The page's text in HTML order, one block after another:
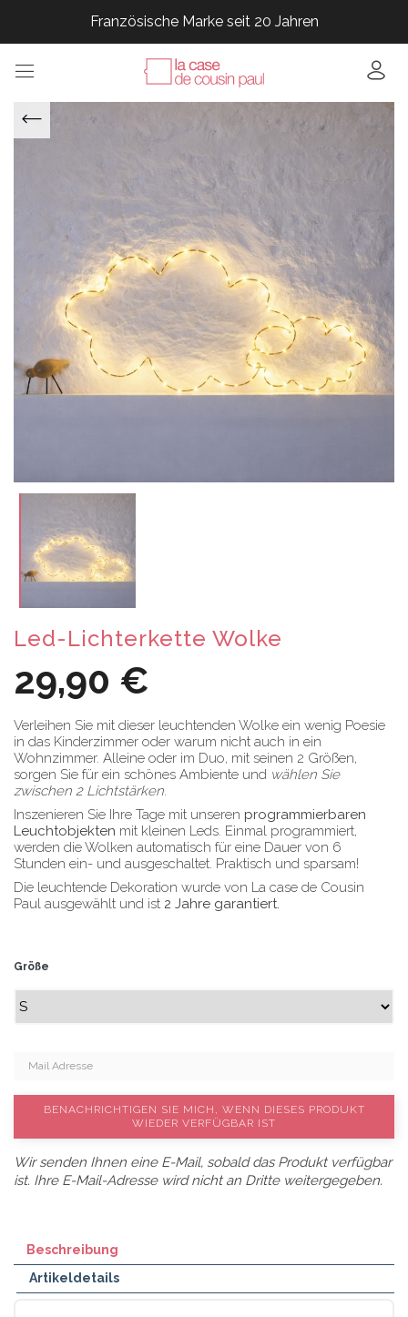
Französische Marke seit 20 Jahren
Französische Marke seit 20 Jahren
Französische Marke seit 20 Jahren
Led-Lichterkette Wolke
29,90 €
Verleihen Sie mit dieser leuchtenden Wolke ein wenig Poesie
in das Kinderzimmer oder warum nicht auch in ein
Wohnzimmer. Alleine oder im Duo, mit seinen 2 Größen,
sorgen Sie für ein schönes Ambiente und wählen Sie
zwischen 2 Lichtstärken.
Inszenieren Sie Ihre Tage mit unseren programmierbaren
Leuchtobjekten mit kleinen Leds. Einmal programmiert,
werden die Wolken automatisch für eine Dauer von 6
Stunden ein- und ausgeschaltet. Praktisch und sparsam!
Die leuchtende Dekoration wurde von La case de Cousin
Paul ausgewählt und ist 2 Jahre garantiert.
Größe
BENACHRICHTIGEN SIE MICH, WENN DIESES PRODUKT
WIEDER VERFÜGBAR IST
Wir senden Ihnen eine E-Mail, sobald das Produkt verfügbar
ist. Ihre E-Mail-Adresse wird nicht an Dritte weitergegeben.
Beschreibung
Artikeldetails